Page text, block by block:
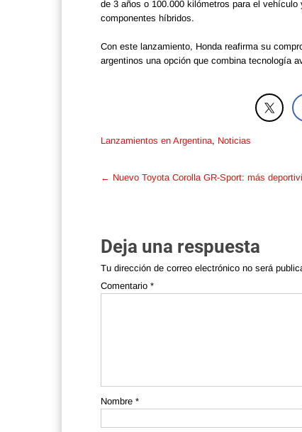
de 3 años o 100.000 kilómetros para el
componentes híbridos.
Con este lanzamiento, Honda reafirma su
argentinos una opción que combina tecnología
Lanzamientos en Argentina, Noticias
Post
← Nuevo Toyota Corolla GR-Sport: más
Deja una respuesta
Tu dirección de correo electrónico no será
Comentario *
Nombre *